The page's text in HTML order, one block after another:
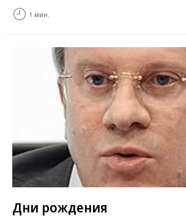
1 мин.
Дни рождения